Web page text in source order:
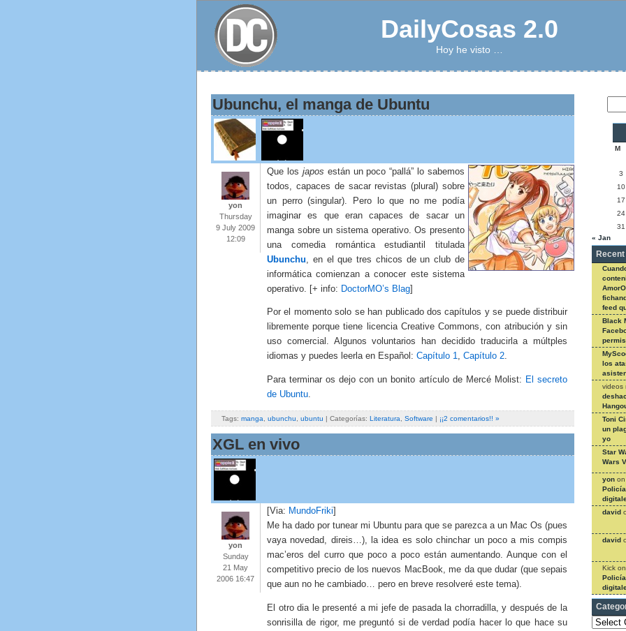
DailyCosas 2.0
Hoy he visto …
Ubunchu, el manga de Ubuntu
yon
Thursday
9 July 2009
12:09
Que los japos están un poco “pallá” lo sabemos
todos, capaces de sacar revistas (plural) sobre
un perro (singular). Pero lo que no me podía
imaginar es que eran capaces de sacar un
manga sobre un sistema operativo. Os presento
una comedia romántica estudiantil titulada
Ubunchu , en el que tres chicos de un club de
informática comienzan a conocer este sistema
operativo. [+ info: DoctorMO’s Blag]
Por el momento solo se han publicado dos capítulos y se puede distribuir
libremente porque tiene licencia Creative Commons, con atribución y sin
uso comercial. Algunos voluntarios han decidido traducirla a múltples
idiomas y puedes leerla en Español: Capítulo 1, Capítulo 2.
Para terminar os dejo con un bonito artículo de Mercé Molist: El secreto
de Ubuntu
Tags: manga, ubunchu, ubuntu | Categorías: Literatura, Software | ¡¡2 comentarios!! »
XGL en vivo
yon
Sunday
21 May
2006 16:47
[Via: MundoFriki
Me ha dado por tunear mi Ubuntu para que se parezca a un Mac Os (pues
vaya novedad, direis…), la idea es solo chinchar un poco a mis compis
mac’eros del curro que poco a poco están aumentando. Aunque con el
competitivo precio de los nuevos MacBook, me da que dudar (que sepais
que aun no he cambiado… pero en breve resolveré este tema).
El otro dia le presenté a mi jefe de pasada la chorradilla, y después de la
sonrisilla de rigor, me preguntó si de verdad podía hacer lo que hace su
M
3
10
17
24
31
« Jan
feed
Black
los
videos
Toni
un
yo
Star
Wars
yon
david
david
Kick
Categories